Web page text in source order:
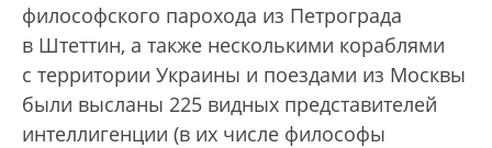
философского парохода из Петрограда
в Штеттин, а также несколькими кораблями
с территории Украины и поездами из Москвы
были высланы 225 видных представителей
интеллигенции (в их числе философы